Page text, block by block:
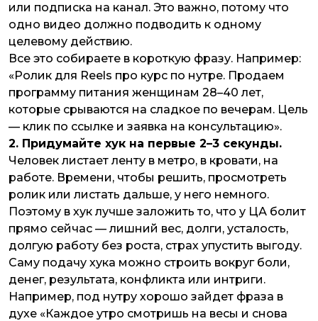
или подписка на канал. Это важно, потому что
одно видео должно подводить к одному
целевому действию.
Все это собираете в короткую фразу. Например:
«Ролик для Reels про курс по нутре. Продаем
программу питания женщинам 28–40 лет,
которые срываются на сладкое по вечерам. Цель
— клик по ссылке и заявка на консультацию».
2. Придумайте хук на первые 2–3 секунды.
Человек листает ленту в метро, в кровати, на
работе. Времени, чтобы решить, просмотреть
ролик или листать дальше, у него немного.
Поэтому в хук лучше заложить то, что у ЦА болит
прямо сейчас — лишний вес, долги, усталость,
долгую работу без роста, страх упустить выгоду.
Саму подачу хука можно строить вокруг боли,
денег, результата, конфликта или интриги.
Например, под нутру хорошо зайдет фраза в
духе «Каждое утро смотришь на весы и снова